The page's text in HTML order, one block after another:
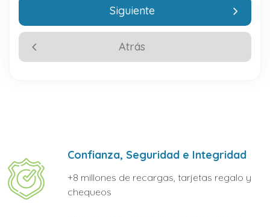
Atrás
Siguiente
Confianza, Seguridad e Integridad
+8 millones de recargas, tarjetas regalo y
chequeos